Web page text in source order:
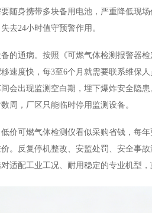
随身携带多块备用电池，严重降低现
去24小时值守预警作用。
的通病。按照《可燃气体检测报警器检
速度快，每3至6个月就需要联系维保
会出现监测空白期，埋下爆炸安全隐
周，厂区只能临时停用监测设备。
价可燃气体检测仪看似采购省钱，每
。反复停机整改、安监处罚、安全事
适配工业工况、耐用稳定的专业机型，